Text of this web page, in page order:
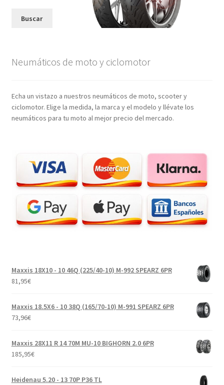
Buscar
Neumáticos de moto y ciclomotor
Echa un vistazo a nuestros neumáticos de moto, scooter y
ciclomotor. Elige la medida, la marca y el modelo y llévate los
neumáticos para tu moto al mejor precio del mercado.
Maxxis 18X10 - 10 46Q (225/40-10) M-992 SPEARZ 6PR
81,95€
Maxxis 18.5X6 - 10 38Q (165/70-10) M-991 SPEARZ 6PR
73,96€
Maxxis 28X11 R 14 70M MU-10 BIGHORN 2.0 6PR
185,95€
Heidenau 5.20 - 13 70P P36 TL